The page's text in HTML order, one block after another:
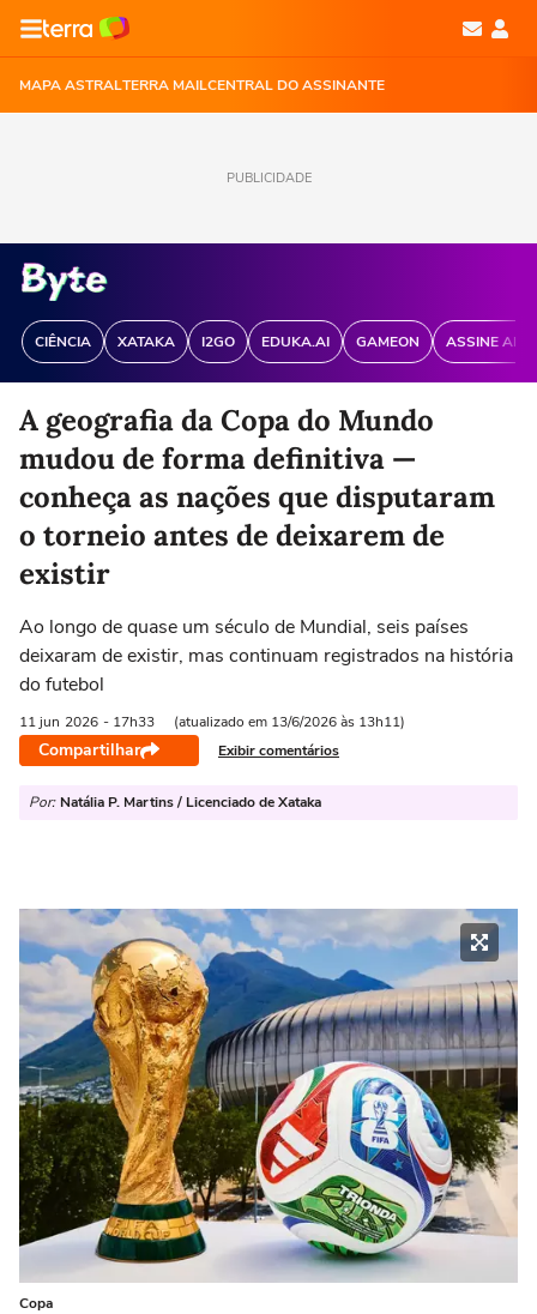
MAPA ASTRALTERRA MAILCENTRAL DO ASSINANTE
PUBLICIDADE
CIÊNCIA XATAKA I2GO EDUKA.AI GAMEON ASSINE
A geografia da Copa do Mundo
mudou de forma definitiva —
conheça as nações que disputaram
o torneio antes de deixarem de
existir
Ao longo de quase um século de Mundial, seis países
deixaram de existir, mas continuam registrados na história
do futebol
11 jun 2026 - 17h33 (atualizado em 13/6/2026 às 13h11)
Compartilhar Exibir comentários
Por: Natália P. Martins / Licenciado de Xataka
Copa